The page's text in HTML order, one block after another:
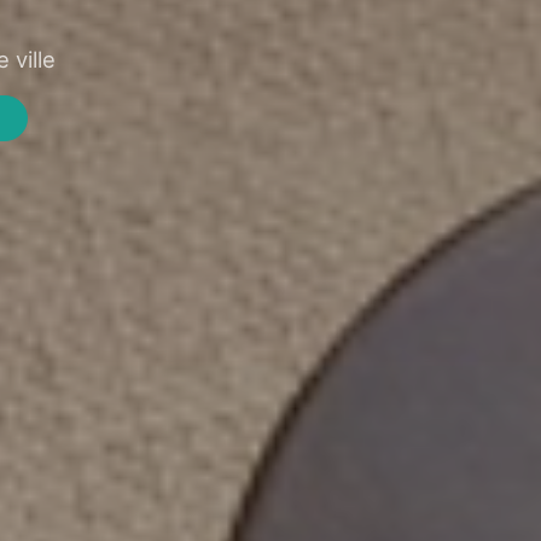
ville